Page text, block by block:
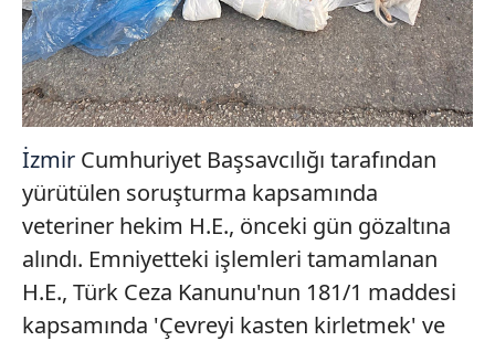
İzmir Cumhuriyet Başsavcılığı tarafından
yürütülen soruşturma kapsamında
veteriner hekim H.E., önceki gün gözaltına
alındı. Emniyetteki işlemleri tamamlanan
H.E., Türk Ceza Kanunu'nun 181/1 maddesi
kapsamında 'Çevreyi kasten kirletmek' ve